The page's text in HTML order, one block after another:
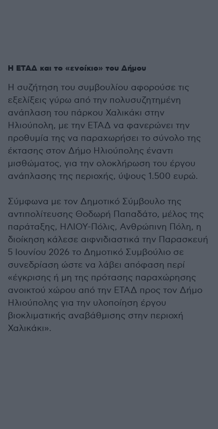
Η ΕΤΑΔ και το «ενοίκιο» του Δήμου
Η συζήτηση του συμβουλίου αφορούσε τις
εξελίξεις γύρω από την πολυσυζητημένη
ανάπλαση του πάρκου Χαλικάκι στην
Ηλιούπολη, με την ΕΤΑΔ να φανερώνει την
προθυμία της να παραχωρήσει το σύνολο της
έκτασης στον Δήμο Ηλιούπολης έναντι
μισθώματος, για την ολοκλήρωση του έργου
ανάπλασης της περιοχής, ύψους 1.500 ευρώ.
Σύμφωνα με τον Δημοτικό Σύμβουλο της
αντιπολίτευσης Θοδωρή Παπαδάτο, μέλος της
παράταξης, ΗΛΙΟΥ-Πόλις, Ανθρώπινη Πόλη, η
διοίκηση κάλεσε αιφνιδιαστικά την Παρασκευή
5 Ιουνίου 2026 το Δημοτικό Συμβούλιο σε
συνεδρίαση ώστε να λάβει απόφαση περί
«έγκρισης ή μη της πρότασης παραχώρησης
ανοικτού χώρου από την ΕΤΑΔ προς τον Δήμο
Ηλιούπολης για την υλοποίηση έργου
βιοκλιματικής αναβάθμισης στην περιοχή
Χαλικάκι».